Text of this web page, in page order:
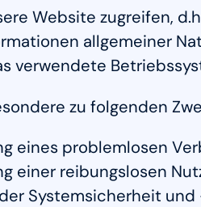
Website zugreifen,
allgemeiner
verwendete
zu folgenden
eines problemlosen
einer reibungslosen
Systemsicherheit